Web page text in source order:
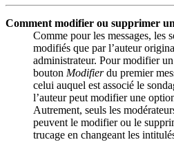
Comment modifier ou supprimer
Comme pour les messages, les
modifiés que par l’auteur
administrateur. Pour modifier
bouton Modifierdu premier
celui auquel est associé le
l’auteur peut modifier une
Autrement, seuls les
peuvent le modifier ou le
trucage en changeant les